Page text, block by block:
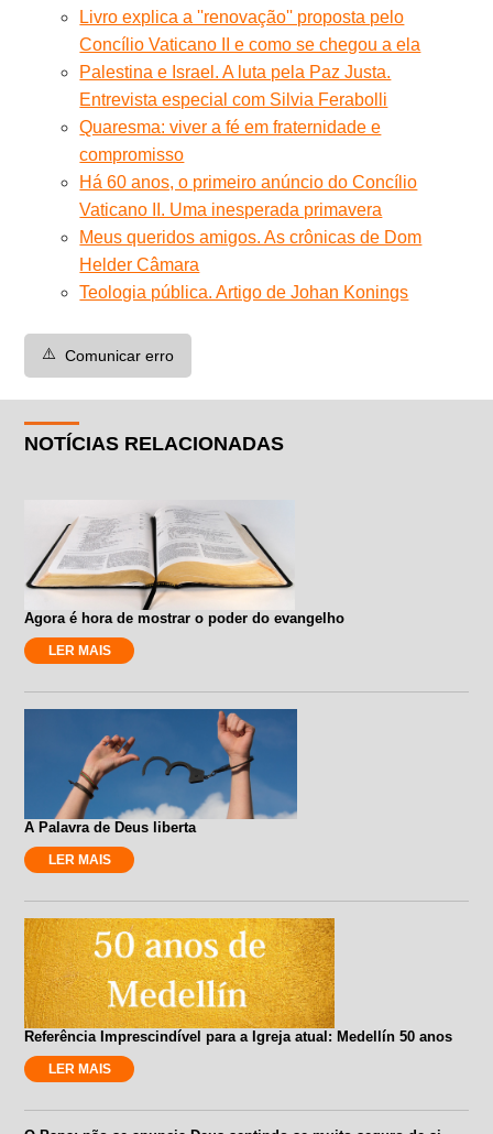
Livro explica a ''renovação'' proposta pelo
Concílio Vaticano II e como se chegou a ela
Palestina e Israel. A luta pela Paz Justa.
Entrevista especial com Silvia Ferabolli
Quaresma: viver a fé em fraternidade e
compromisso
Há 60 anos, o primeiro anúncio do Concílio
Vaticano II. Uma inesperada primavera
Meus queridos amigos. As crônicas de Dom
Helder Câmara
Teologia pública. Artigo de Johan Konings
⚠️ Comunicar erro
NOTÍCIAS RELACIONADAS
Agora é hora de mostrar o poder do evangelho
LER MAIS
A Palavra de Deus liberta
LER MAIS
Referência Imprescindível para a Igreja atual: Medellín 50 anos
LER MAIS